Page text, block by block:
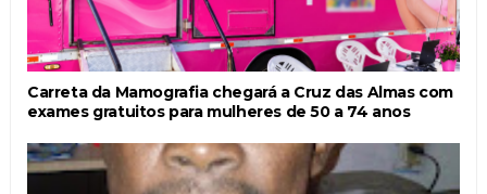
Carreta da Mamografia chegará a Cruz das Almas com
exames gratuitos para mulheres de 50 a 74 anos